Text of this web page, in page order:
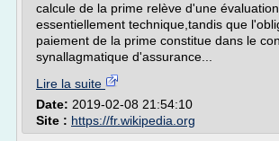
calcule de la prime relève d'une évaluation
essentiellement technique,tandis que
paiement de la prime constitue dans le
synallagmatique d'assurance...
Lire la suite
Date: 2019-02-08 21:54:10
Site : https://fr.wikipedia.org